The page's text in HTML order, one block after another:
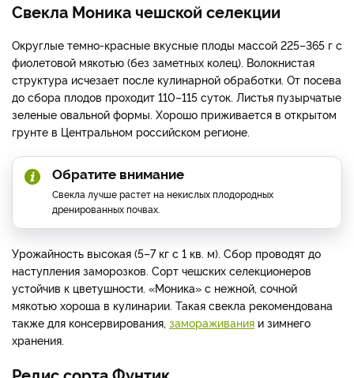
Свекла Моника чешской селекции
Округлые темно-красные вкусные плоды массой 225–365 г с
фиолетовой мякотью (без заметных колец). Волокнистая
структура исчезает после кулинарной обработки. От посева
до сбора плодов проходит 110–115 суток. Листья пузырчатые
зеленые овальной формы. Хорошо приживается в открытом
грунте в Центральном российском регионе.
Обратите внимание
Свекла лучше растет на некислых плодородных
дренированных почвах.
Урожайность высокая (5–7 кг с 1 кв. м). Сбор проводят до
наступления заморозков. Сорт чешских селекционеров
устойчив к цветушности. «Моника» с нежной, сочной
мякотью хороша в кулинарии. Такая свекла рекомендована
также для консервирования, замораживания и зимнего
хранения.